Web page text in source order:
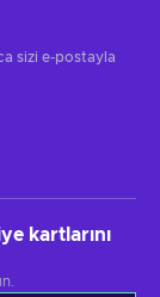
sizi e-postayla
kartlarını